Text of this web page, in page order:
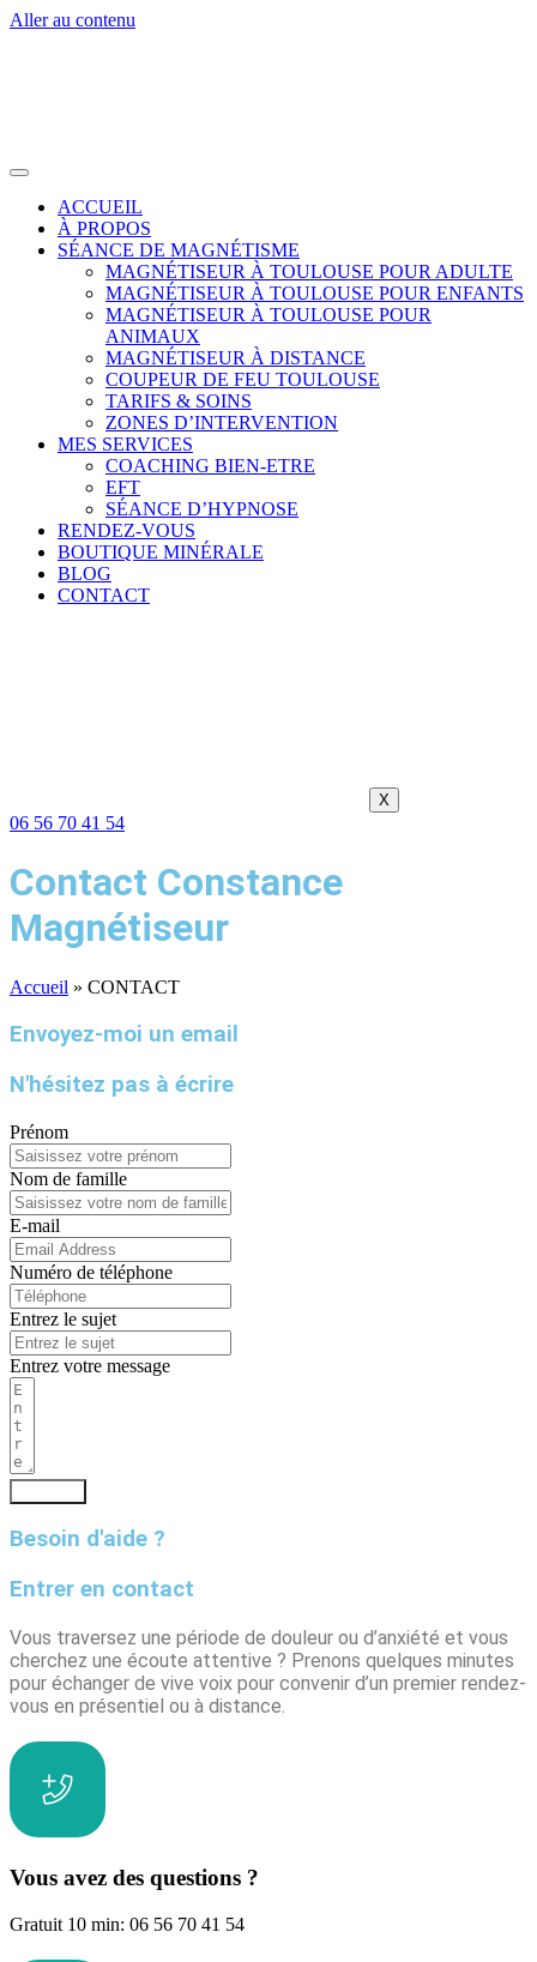
Aller au contenu
ACCUEIL
À PROPOS
SÉANCE DE MAGNÉTISME
MAGNÉTISEUR À TOULOUSE POUR ADULTE
MAGNÉTISEUR À TOULOUSE POUR ENFANTS
MAGNÉTISEUR À TOULOUSE POUR
ANIMAUX
MAGNÉTISEUR À DISTANCE
COUPEUR DE FEU TOULOUSE
TARIFS & SOINS
ZONES D’INTERVENTION
MES SERVICES
COACHING BIEN-ETRE
EFT
SÉANCE D’HYPNOSE
RENDEZ-VOUS
BOUTIQUE MINÉRALE
BLOG
CONTACT
X
06 56 70 41 54
Contact Constance
Magnétiseur
Accueil » CONTACT
Envoyez-moi un email
N'hésitez pas à écrire
Prénom
Nom de famille
E-mail
Numéro de téléphone
Entrez le sujet
Entrez votre message
Besoin d'aide ?
Entrer en contact
Vous traversez une période de douleur ou d’anxiété et vous
cherchez une écoute attentive ? Prenons quelques minutes
pour échanger de vive voix pour convenir d’un premier rendez-
vous en présentiel ou à distance.
Vous avez des questions ?
Gratuit 10 min: 06 56 70 41 54